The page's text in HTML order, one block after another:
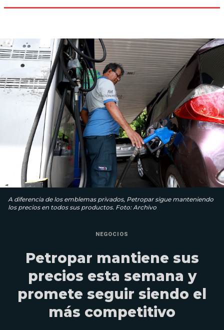
A diferencia de los emblemas privados, Petropar sigue manteniendo
los precios en todos sus productos. Foto: Archivo
NEGOCIOS
Petropar mantiene sus
precios esta semana y
promete seguir siendo el
más competitivo